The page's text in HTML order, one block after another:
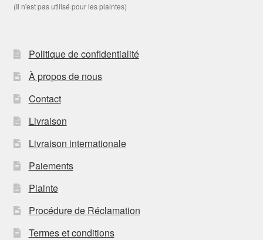
(Il n'est pas utilisé pour les plaintes)
Politique de confidentialité
À propos de nous
Contact
Livraison
Livraison internationale
Paiements
Plainte
Procédure de Réclamation
Termes et conditions